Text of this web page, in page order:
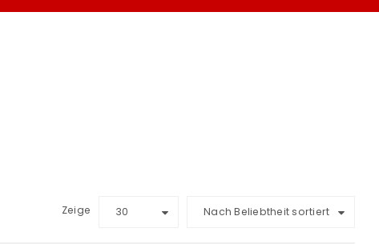
Nach Beliebtheit sortiert
Zeige 30